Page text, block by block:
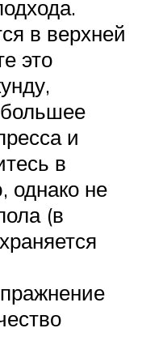
в верхней
это
и
в
однако не
(в